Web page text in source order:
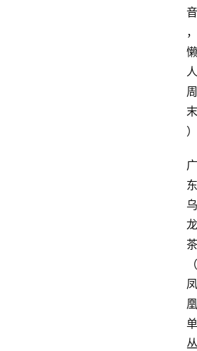
音
，
懒
人
周
末
）
广
东
乌
龙
茶
（
凤
凰
单
丛